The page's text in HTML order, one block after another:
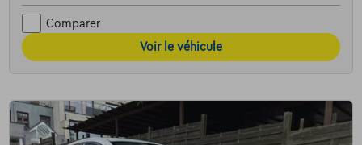
Comparer
Voir le véhicule